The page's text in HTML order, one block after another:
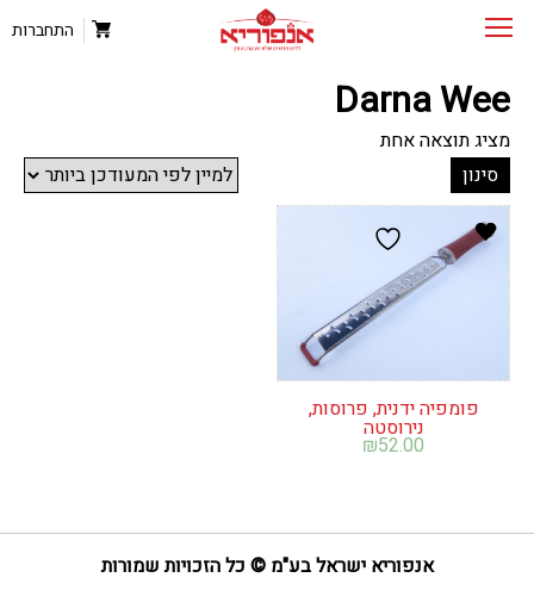
התחברות
Darna Wee
מציג תוצאה אחת
סינון
פומפיה ידנית, פרוסות,
נירוסטה
₪52.00
אנפוריא ישראל בע"מ © כל הזכויות שמורות